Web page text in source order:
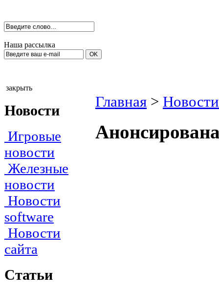
Наша рассылка
закрыть
Новости
Игровые
новости
Железные
новости
Новости
software
Новости
сайта
Статьи
Главная >